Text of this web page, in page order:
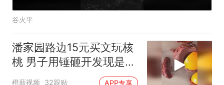
谷火平
潘家园路边15元买文玩核
桃 男子用锤砸开发现是塑
料
橙薪视频 32跟贴 APP专享